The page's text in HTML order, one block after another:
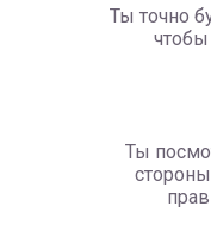
Ты точно
Ты